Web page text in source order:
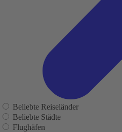
Beliebte Reiseländer
Beliebte Städte
Flughäfen